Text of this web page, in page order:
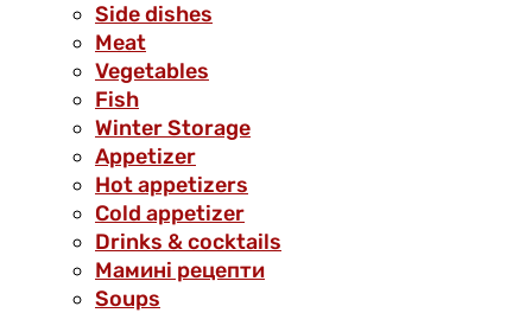
Side dishes
Meat
Vegetables
Fish
Winter Storage
Аppetizer
Hot appetizers
Cold appetizer
Drinks & cocktails
Мамині рецепти
Soups